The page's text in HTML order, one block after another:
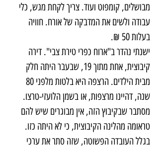
מבושלים, קומפוט ועוד. צריך לקחת מגש, כלי
עבודה ולשים את המדבקה של אורח. חוויה
בעלות 50 ₪.
ישנתי נהדר ב"ארוח כפרי טירת צבי". דירה
קיבוצית, אחת מתוך 19, שבעבר היתה חלק
שנה, דהיינו מרצפות, או בשמן הלועזי-טרצו.
מסתבר שבקיבוץ הזה, אין מבוגרים שיש להם
טראומה מהלינה הקיבוצית, כי לא היתה כזו.
בגלל העובדה הפשוטה, שזה סתר את ערכי